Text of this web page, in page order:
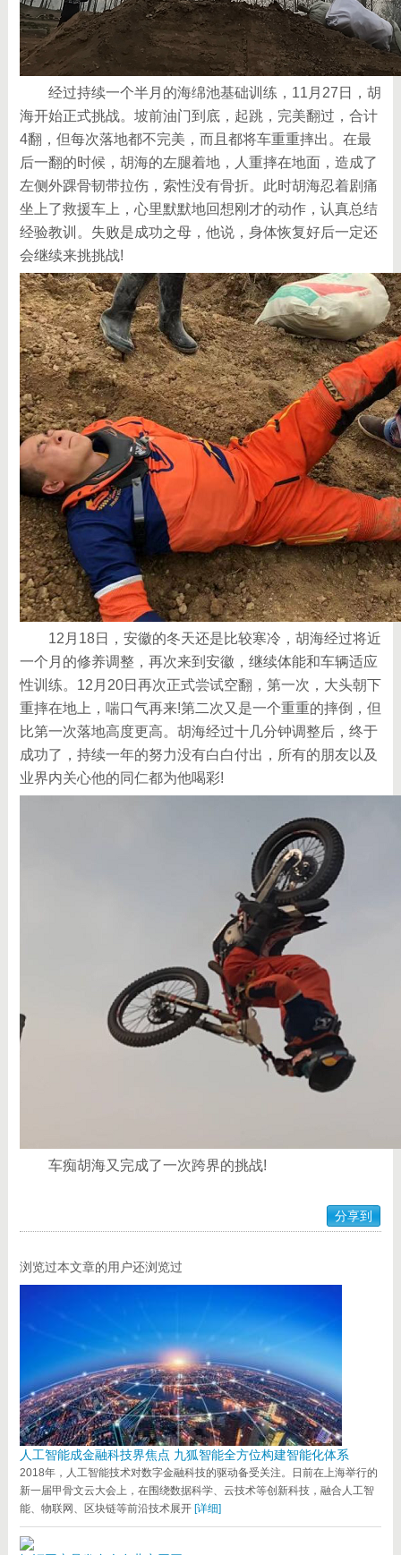
经过持续一个半月的海绵池基础训练，11月27日，胡
海开始正式挑战。坡前油门到底，起跳，完美翻过，合计
4翻，但每次落地都不完美，而且都将车重重摔出。在最
后一翻的时候，胡海的左腿着地，人重摔在地面，造成了
左侧外踝骨韧带拉伤，索性没有骨折。此时胡海忍着剧痛
坐上了救援车上，心里默默地回想刚才的动作，认真总结
经验教训。失败是成功之母，他说，身体恢复好后一定还
会继续来挑挑战!
12月18日，安徽的冬天还是比较寒冷，胡海经过将近
一个月的修养调整，再次来到安徽，继续体能和车辆适应
性训练。12月20日再次正式尝试空翻，第一次，大头朝下
重摔在地上，喘口气再来!第二次又是一个重重的摔倒，但
比第一次落地高度更高。胡海经过十几分钟调整后，终于
成功了，持续一年的努力没有白白付出，所有的朋友以及
业界内关心他的同仁都为他喝彩!
车痴胡海又完成了一次跨界的挑战!
分享到
浏览过本文章的用户还浏览过
人工智能成金融科技界焦点 九狐智能全方位构建智能化体系
2018年，人工智能技术对数字金融科技的驱动备受关注。日前在上海举行的
新一届甲骨文云大会上，在围绕数据科学、云技术等创新科技，融合人工智
能、物联网、区块链等前沿技术展开 [详细]